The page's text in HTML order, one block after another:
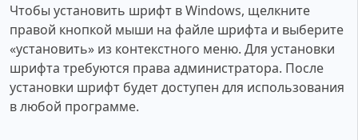
Чтобы установить шрифт в Windows, щелкните
правой кнопкой мыши на файле шрифта и выберите
«установить» из контекстного меню. Для установки
шрифта требуются права администратора. После
установки шрифт будет доступен для использования
в любой программе.